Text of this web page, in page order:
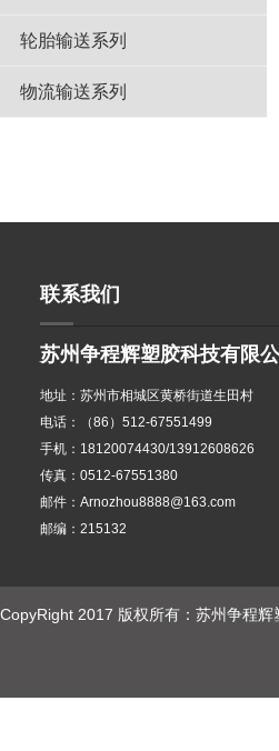
轮胎输送系列
物流输送系列
联系我们
苏州争程辉塑胶科技有限
地址：苏州市相城区黄桥街道生田村
电话：（86）512-67551499
手机：18120074430/13912608626
传真：0512-67551380
邮件：Arnozhou8888@163.com
邮编：215132
CopyRight 2017 版权所有：苏州争程